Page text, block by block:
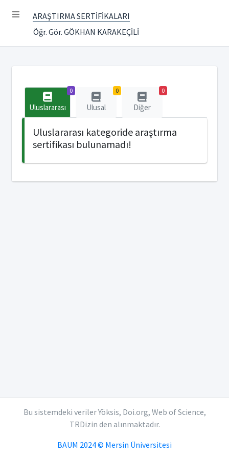
ARAŞTIRMA SERTİFİKALARI
Öğr. Gör. GÖKHAN KARAKEÇİLİ
0
Uluslararası
0
Ulusal
0
Diğer
Uluslararası kategoride araştırma
sertifikası bulunamadı!
Bu sistemdeki veriler Yöksis, Doi.org, Web of Science,
TRDizin den alınmaktadır.
BAUM 2024 © Mersin Üniversitesi